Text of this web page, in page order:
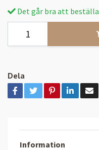
Det går bra att beställa
Dela
Information